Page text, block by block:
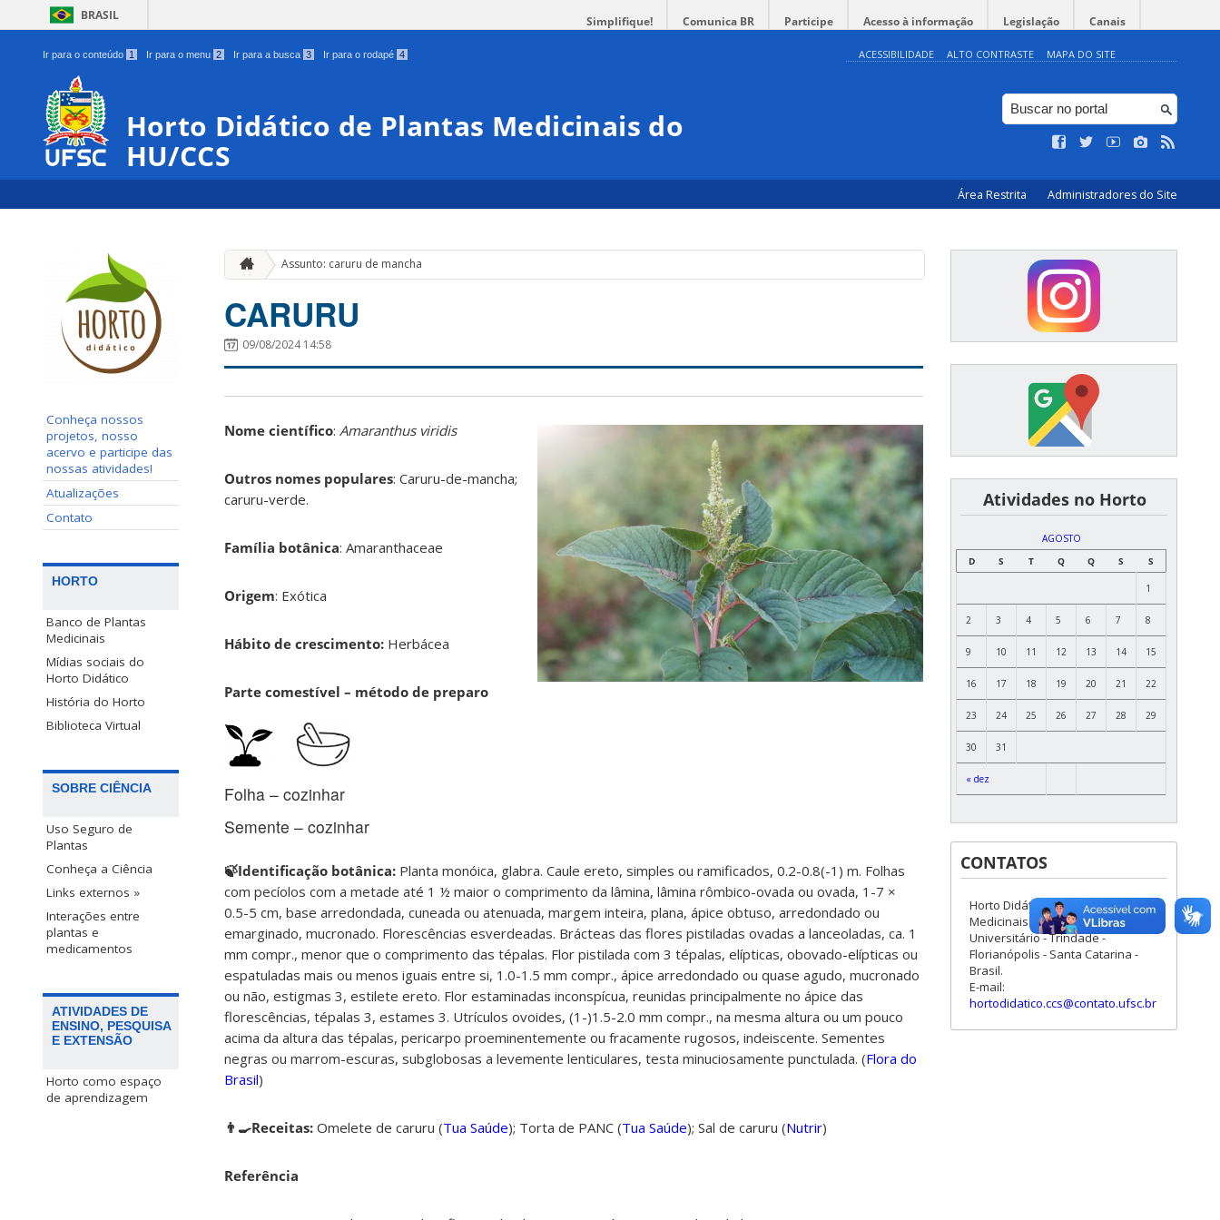
BRASIL Simplifique! Comunica BR Participe Acesso à informação Legislação Canais
Ir para o conteúdo 1 Ir para o menu 2 Ir para a busca 3 Ir para o rodapé 4 ACESSIBILIDADE ALTO CONTRASTE MAPA DO SITE
Horto Didático de Plantas Medicinais do
HU/CCS
Área Restrita Administradores do Site
Conheça nossos
projetos, nosso
acervo e participe das
nossas atividades!
Atualizações
Contato
HORTO
Banco de Plantas
Medicinais
Mídias sociais do
Horto Didático
História do Horto
Biblioteca Virtual
SOBRE CIÊNCIA
Uso Seguro de
Plantas
Conheça a Ciência
Links externos »
Interações entre
plantas e
medicamentos
ATIVIDADES DE
ENSINO, PESQUISA
E EXTENSÃO
Horto como espaço
de aprendizagem
Assunto: caruru de mancha
CARURU
09/08/2024 14:58
Nome científico: Amaranthus viridis
Outros nomes populares: Caruru-de-mancha;
caruru-verde.
Família botânica: Amaranthaceae
Origem: Exótica
Hábito de crescimento: Herbácea
Parte comestível – método de preparo
Folha – cozinhar
Semente – cozinhar
🍃Identificação botânica: Planta monóica, glabra. Caule ereto, simples ou ramificados, 0.2-0.8(-1) m. Folhas
com pecíolos com a metade até 1 ½ maior o comprimento da lâmina, lâmina rômbico-ovada ou ovada, 1-7 ×
0.5-5 cm, base arredondada, cuneada ou atenuada, margem inteira, plana, ápice obtuso, arredondado ou
emarginado, mucronado. Florescências esverdeadas. Brácteas das flores pistiladas ovadas a lanceoladas, ca. 1
mm compr., menor que o comprimento das tépalas. Flor pistilada com 3 tépalas, elípticas, obovado-elípticas ou
espatuladas mais ou menos iguais entre si, 1.0-1.5 mm compr., ápice arredondado ou quase agudo, mucronado
ou não, estigmas 3, estilete ereto. Flor estaminadas inconspícua, reunidas principalmente no ápice das
florescências, tépalas 3, estames 3. Utrículos ovoides, (1-)1.5-2.0 mm compr., na mesma altura ou um pouco
acima da altura das tépalas, pericarpo proeminentemente ou fracamente rugosos, indeiscente. Sementes
negras ou marrom-escuras, subglobosas a levemente lenticulares, testa minuciosamente punctulada. (Flora do
Brasil)
👨‍🍳Receitas: Omelete de caruru (Tua Saúde); Torta de PANC (Tua Saúde); Sal de caruru (Nutrir)
Referência
͏ ͏ ͏ ͏ ͏ ͏Atividades no Horto
AGOSTO
D
S T Q Q S S
« dez
1
2 3 4 5 6 7 8
9 10 11 12 13 14 15
16 17 18 19 20 21 22
23 24 25 26 27 28 29
30 31
CONTATOS
Horto Didático de Plantas
Medicinais do HU/CCS - Campus
Universitário - Trindade -
Florianópolis - Santa Catarina -
Brasil.
E-mail:
hortodidatico.ccs@contato.ufsc.br